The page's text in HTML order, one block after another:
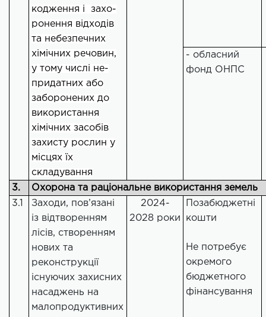
кодження і захо-
ронення відходів
та небезпечних
хімічних речовин,
у тому числі не-
придатних або
заборонених до
використання
хімічних засобів
захисту рослин у
місцях їх
складування
- обласний
фонд ОНПС
3.
Охорона та раціональне використання земель
3.1
Заходи, пов’язані
із відтворенням
лісів, створенням
нових та
реконструкції
існуючих захисних
насаджень на
малопродуктивних
2024-
2028 роки
Позабюджетні
кошти
Не потребує
окремого
бюджетного
фінансування